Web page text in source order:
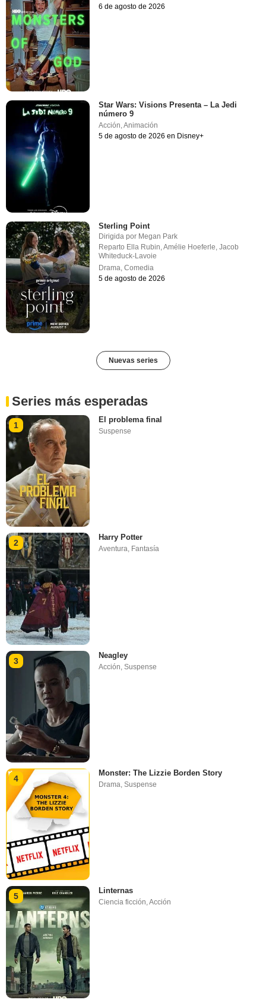
6 de agosto de 2026
Star Wars: Visions Presenta – La Jedi
número 9
Acción,Animación
5 de agosto de 2026 en Disney+
Sterling Point
Dirigida por Megan Park
Reparto Ella Rubin ,Amélie Hoeferle ,Jacob
Whiteduck-Lavoie
Drama ,Comedia
5 de agosto de 2026
Nuevas series
Series más esperadas
1
El problema final
Suspense
2
Harry Potter
Aventura, Fantasía
3
Neagley
Acción ,Suspense
4
Monster: The Lizzie Borden Story
Drama,Suspense
5
Linternas
Ciencia ficción,Acción